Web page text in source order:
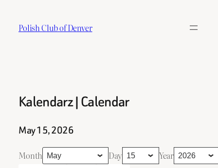
content
Polish Club of Denver
Kalendarz | Calendar
May 15, 2026
Month Day Year